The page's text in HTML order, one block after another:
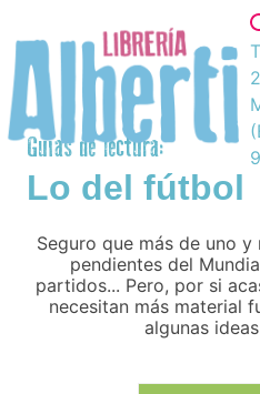
Guías de lectura:
Lo del fútbol
Seguro que más de uno
pendientes del
partidos... Pero, por si
necesitan más material
algunas